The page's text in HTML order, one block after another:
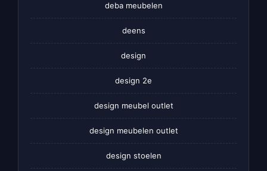
deba meubelen
deens
design
design 2e
design meubel outlet
design meubelen outlet
design stoelen